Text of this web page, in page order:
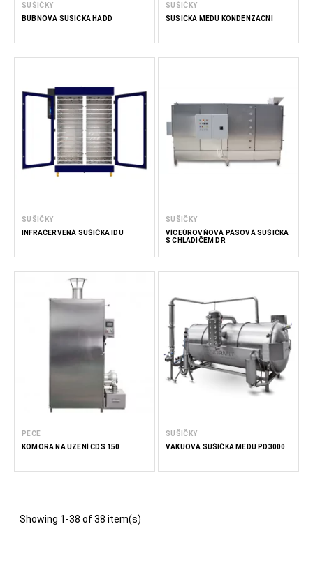
SUŠIČKY
BUBNOVÁ SUŠIČKA HADD
SUŠIČKY
SUŠIČKA MEDU KONDENZAČNÍ
SUŠIČKY
INFRAČERVENÁ SUŠIČKA IDU
SUŠIČKY
VÍCEÚROVŇOVÁ PÁSOVÁ SUŠIČKA
S CHLADIČEM DR
PECE
KOMORA NA UZENÍ CDS 150
SUŠIČKY
VAKUOVÁ SUŠIČKA MEDU PD3000
Showing 1-38 of 38 item(s)